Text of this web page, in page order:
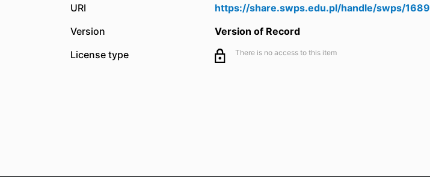
URI
https://share.swps.edu.pl/handle/swps/1689
Version
Version of Record
License type
There is no access to this item